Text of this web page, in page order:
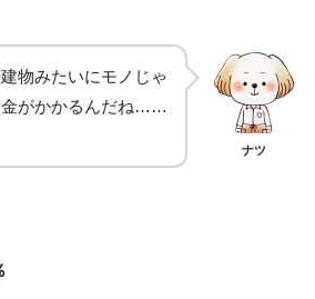
物みたいにモノじゃ
金がかかるんだね……
ナツ